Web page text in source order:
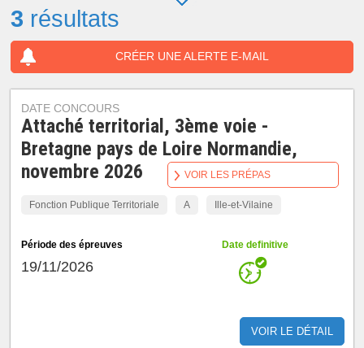
3 résultats
CRÉER UNE ALERTE E-MAIL
DATE CONCOURS
Attaché territorial, 3ème voie -
Bretagne pays de Loire Normandie,
novembre 2026
Fonction Publique Territoriale A Ille-et-Vilaine
Période des épreuves
19/11/2026
Date definitive
VOIR LE DÉTAIL
VOIR LES PRÉPAS